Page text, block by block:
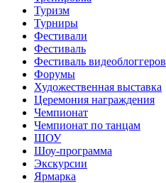
Туризм
Турниры
Фестивали
Фестиваль
Фестиваль видеоблоггеров
Форумы
Художественная выставка
Церемония награждения
Чемпионат
Чемпионат по танцам
ШОУ
Шоу-программа
Экскурсии
Ярмарка